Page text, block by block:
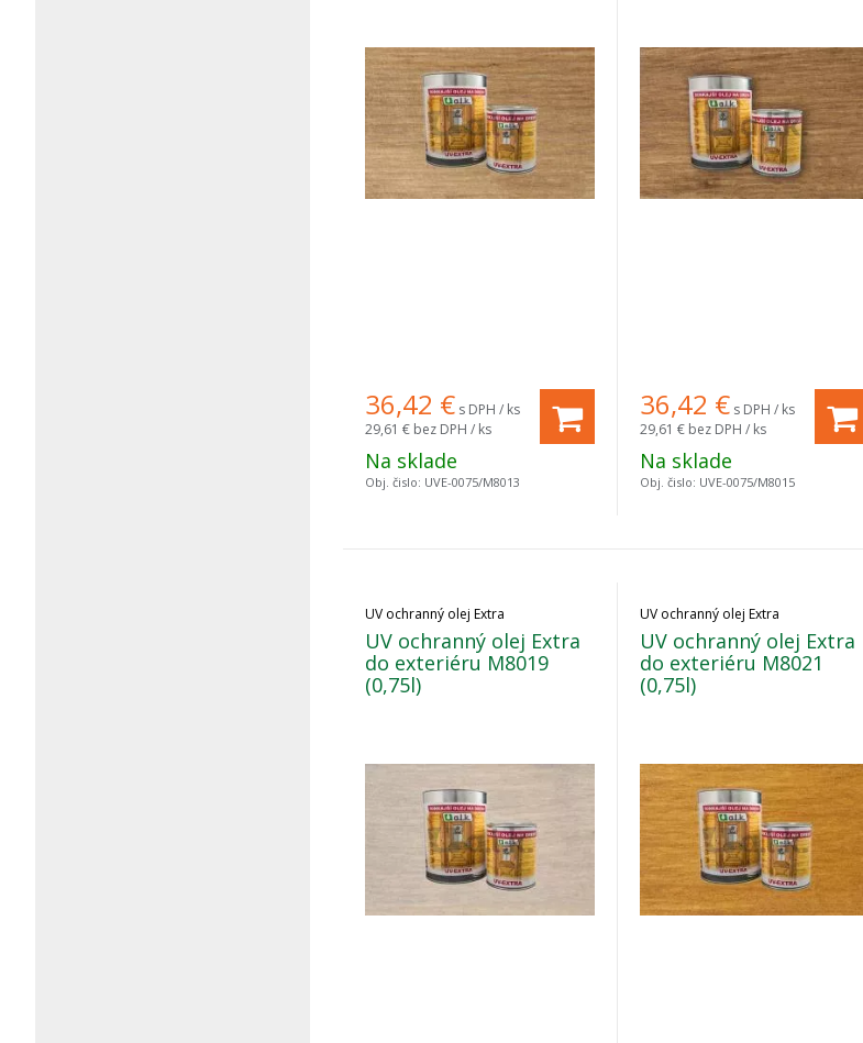
36,42 € s DPH / ks
29,61 € bez DPH / ks
Na sklade
Obj. čislo: UVE-0075/M8013
36,42 € s DPH / ks
29,61 € bez DPH / ks
Na sklade
Obj. čislo: UVE-0075/M8015
UV ochranný olej Extra
UV ochranný olej Extra
do exteriéru M8019
(0,75l)
UV ochranný olej Extra
UV ochranný olej Extra
do exteriéru M8021
(0,75l)